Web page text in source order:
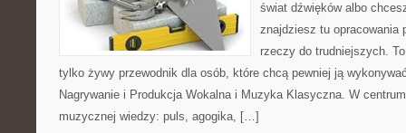
świat dźwięków albo
znajdziesz tu opracowania
rzeczy do trudniejszych.
tylko żywy przewodnik dla osób, które chcą pewniej ją
Nagrywanie i Produkcja Wokalna i Muzyka Klasyczna. W
muzycznej wiedzy: puls, agogika, […]